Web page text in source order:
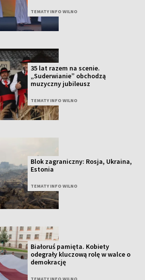
TEMATY INFO WILNO
35 lat razem na scenie.
„Suderwianie” obchodzą
muzyczny jubileusz
TEMATY INFO WILNO
Blok zagraniczny: Rosja, Ukraina,
Estonia
TEMATY INFO WILNO
Białoruś pamięta. Kobiety
odegrały kluczową rolę w walce o
demokrację
TEMATY INFO WILNO